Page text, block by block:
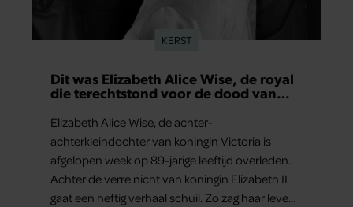
KERST
Dit was Elizabeth Alice Wise, de royal
die terechtstond voor de dood van
Elizabeth Alice Wise, de achter-
achterkleindochter van koningin Victoria is
afgelopen week op 89-jarige leeftijd overleden.
Achter de verre nicht van koningin Elizabeth II
gaat een heftig verhaal schuil. Zo zag haar leven